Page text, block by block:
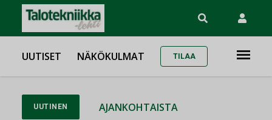
UUTISET NÄKÖKULMAT TILAA
UUTINEN AJANKOHTAISTA